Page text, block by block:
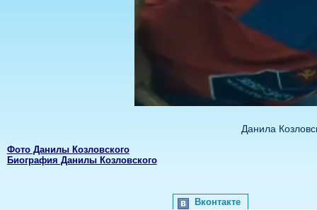
Данила
Фото Данилы Козловского
Биография Данилы Козловского
Вконтакте